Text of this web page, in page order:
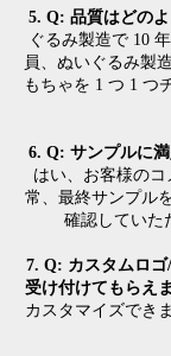
5. Q: 品質はどの
ぐるみ製造で 10
員、ぬいぐるみ製
もちゃを 1 つ 1 つ
6. Q: サンプルに
はい、お客様の
常、最終サンプル
確認していた
7. Q: カスタムロ
受け付けてもらえ
カスタマイズでき